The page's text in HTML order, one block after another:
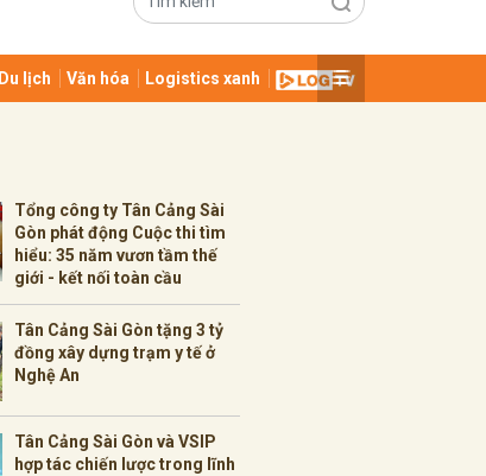
Du lịch Văn hóa Logistics xanh
Tổng công ty Tân Cảng Sài
Gòn phát động Cuộc thi tìm
hiểu: 35 năm vươn tầm thế
giới - kết nối toàn cầu
Tân Cảng Sài Gòn tặng 3 tỷ
đồng xây dựng trạm y tế ở
Nghệ An
Tân Cảng Sài Gòn và VSIP
hợp tác chiến lược trong lĩnh